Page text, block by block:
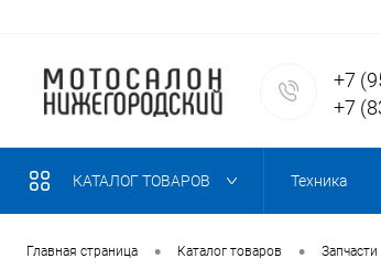
+7
+7
КАТАЛОГ ТОВАРОВ Техника
Главная страница • Каталог товаров • Запчасти